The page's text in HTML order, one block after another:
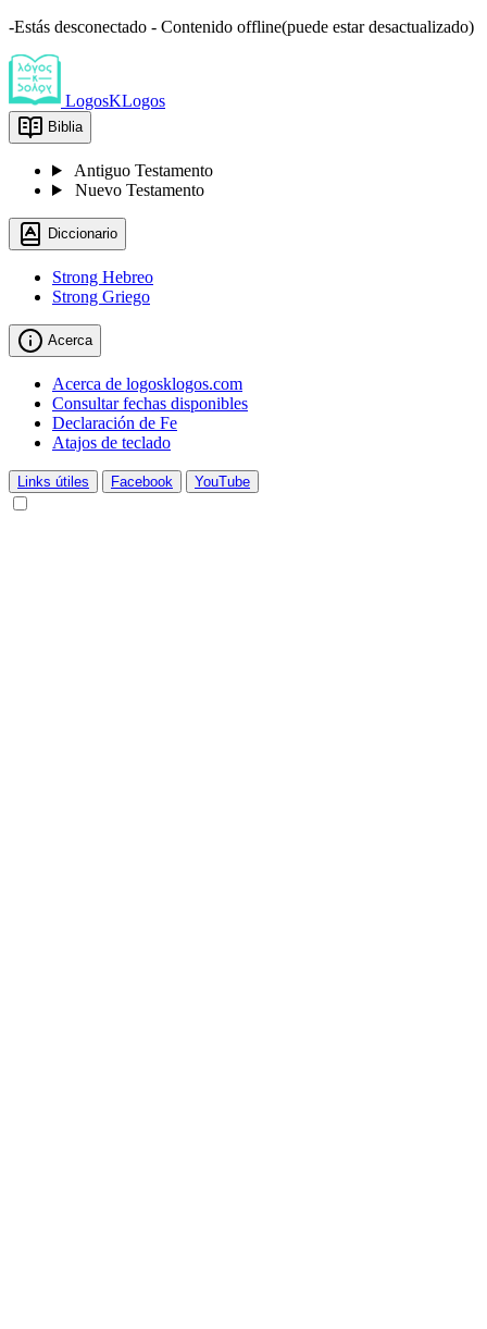
-Estás desconectado - Contenido offline(puede estar desactualizado)
LogosKLogos
Biblia
Antiguo Testamento
Nuevo Testamento
Diccionario
Strong Hebreo
Strong Griego
Acerca
Acerca de logosklogos.com
Consultar fechas disponibles
Declaración de Fe
Atajos de teclado
Links útiles Facebook YouTube